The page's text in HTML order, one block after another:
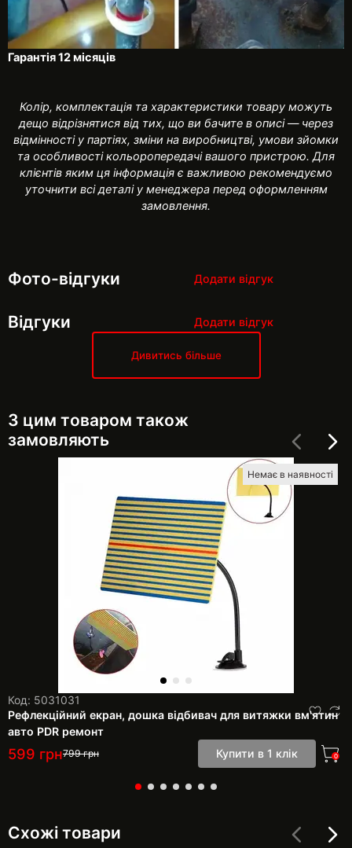
Гарантія 12 місяців
Колір, комплектація та характеристики товару можуть
дещо відрізнятися від тих, що ви бачите в описі — через
відмінності у партіях, зміни на виробництві, умови зйомки
та особливості кольоропередачі вашого пристрою. Для
клієнтів яким ця інформація є важливою рекомендуємо
уточнити всі деталі у менеджера перед оформленням
замовлення.
Фото-відгуки Додати відгук
Відгуки Додати відгук
Дивитись більше
З цим товаром також
замовляють
Немає в наявності
Код: 5031031
Рефлекційний екран, дошка відбивач для витяжки вм'ятин
авто PDR ремонт
599 грн799грн Купити в 1 клік 0
Схожі товари